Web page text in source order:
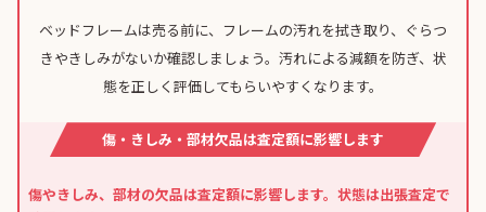
ベッドフレームは売る前に、フレームの汚れを拭き取り、ぐらつ
きやきしみがないか確認しましょう。汚れによる減額を防ぎ、状
態を正しく評価してもらいやすくなります。
傷・きしみ・部材欠品は査定額に影響します
傷やきしみ、部材の欠品は査定額に影響します。状態は出張査定で